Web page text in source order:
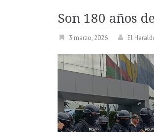
Son 180 años
3 marzo, 2026 El